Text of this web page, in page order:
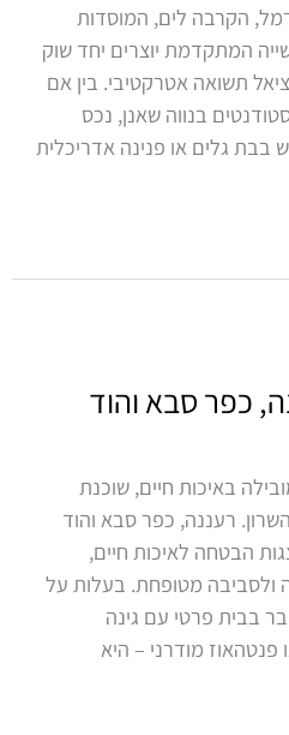
הקרבה לים, המוסדות
המתקדמת יוצרים יחד שוק
תשואה אטרקטיבי. בין אם
בנווה שאנן, נכס
בבת גלים או פנינה אדריכלית
כפר סבא והוד
באיכות חיים, שוכנת
רעננה, כפר סבא והוד
הבטחה לאיכות חיים,
ולסביבה מטופחת. בעלות על
בבית פרטי עם גינה
פנטהאוז מודרני – היא